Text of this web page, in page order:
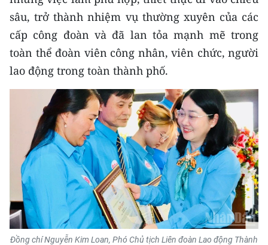
sâu, trở thành nhiệm vụ thường xuyên của các
cấp công đoàn và đã lan tỏa mạnh mẽ trong
toàn thể đoàn viên công nhân, viên chức, người
lao động trong toàn thành phố.
Đồng chí Nguyễn Kim Loan, Phó Chủ tịch Liên đoàn Lao động Thành